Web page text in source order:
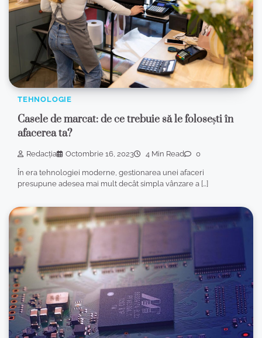
TEHNOLOGIE
Casele de marcat: de ce trebuie să le folosești în
afacerea ta?
Redacția Octombrie 16, 2023 4 Min Read 0
În era tehnologiei moderne, gestionarea unei afaceri
presupune adesea mai mult decât simpla vânzare a […]